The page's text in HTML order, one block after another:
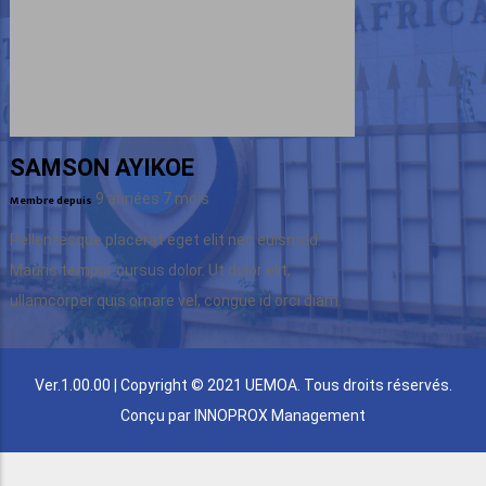
SAMSON AYIKOE
Membre depuis 9 années 7 mois
Pellentesque placerat eget elit nec euismod.
Mauris tempor cursus dolor. Ut dolor elit,
ullamcorper quis ornare vel, congue id orci diam.
Ver.1.00.00 | Copyright © 2021 UEMOA. Tous droits réservés.
Conçu par INNOPROX Management